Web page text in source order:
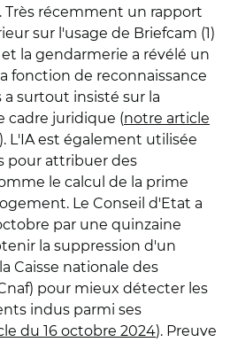
Très récemment un rapport
sur l'usage de Briefcam (1)
la gendarmerie a révélé un
fonction de reconnaissance
surtout insisté sur la
cadre juridique (notre article
). L'IA est également utilisée
pour attribuer des
le calcul de la prime
Le Conseil d'Etat a
par une quinzaine
la suppression d'un
Caisse nationale des
pour mieux détecter les
indus parmi ses
du 16 octobre 2024). Preuve